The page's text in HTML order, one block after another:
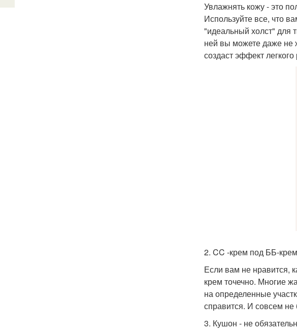
Увлажнять кожу - это
Используйте все, что
"идеальный холст" для
ней вы можете даже не
создаст эффект
2. CC -крем под ББ-крем
Если вам не нравится,
крем точечно. Многие
на определенные
справится. И совсем
3. Кушон - не